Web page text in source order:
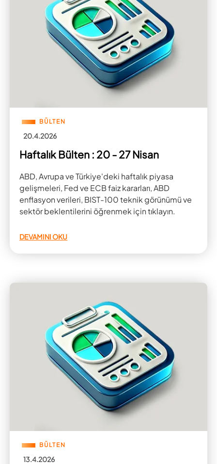
BÜLTEN
20.4.2026
Haftalık Bülten : 20 - 27 Nisan
ABD, Avrupa ve Türkiye'deki haftalık piyasa
gelişmeleri, Fed ve ECB faiz kararları, ABD
enflasyon verileri, BIST-100 teknik görünümü ve
sektör beklentilerini öğrenmek için tıklayın.
DEVAMINI OKU
BÜLTEN
13.4.2026